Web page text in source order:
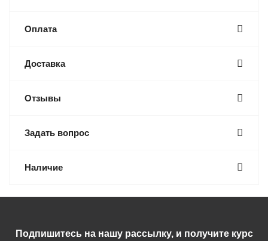
Оплата
Доставка
Отзывы
Задать вопрос
Наличие
Подпишитесь на нашу рассылку, и получите курс